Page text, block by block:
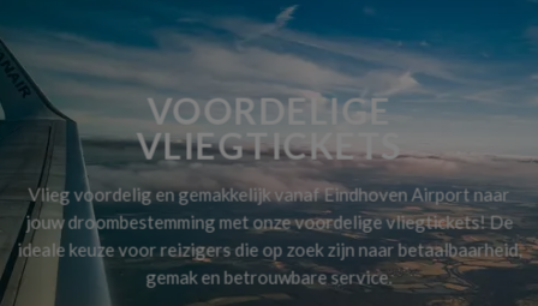
VOORDELIGE
VLIEGTICKETS
Vlieg voordelig en gemakkelijk vanaf Eindhoven Airport naar
jouw droombestemming met onze voordelige vliegtickets! De
ideale keuze voor reizigers die op zoek zijn naar betaalbaarheid,
gemak en betrouwbare service.